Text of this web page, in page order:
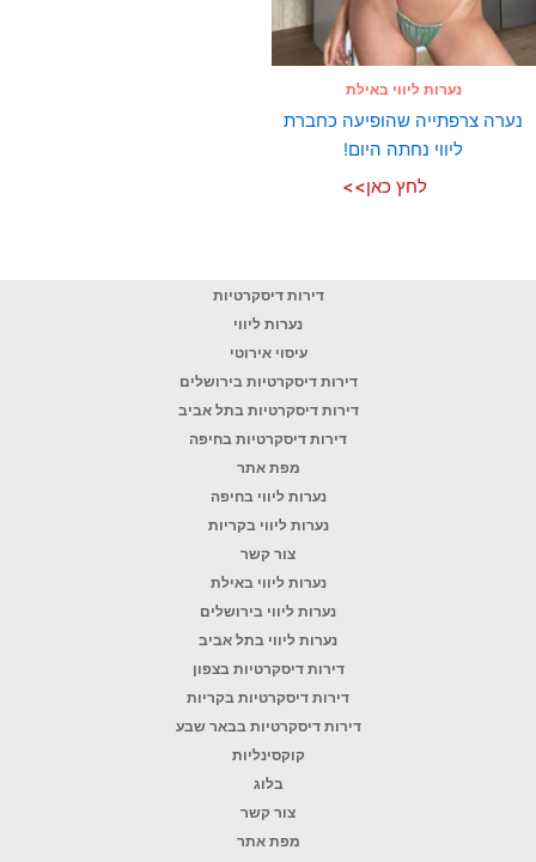
נערות ליווי באילת
נערה צרפתייה שהופיעה כחברת
ליווי נחתה היום!
לחץ כאן>>
דירות דיסקרטיות
נערות ליווי
עיסוי אירוטי
דירות דיסקרטיות בירושלים
דירות דיסקרטיות בתל אביב
דירות דיסקרטיות בחיפה
מפת אתר
נערות ליווי בחיפה
נערות ליווי בקריות
צור קשר
נערות ליווי באילת
נערות ליווי בירושלים
נערות ליווי בתל אביב
דירות דיסקרטיות בצפון
דירות דיסקרטיות בקריות
דירות דיסקרטיות בבאר שבע
קוקסינליות
בלוג
צור קשר
מפת אתר